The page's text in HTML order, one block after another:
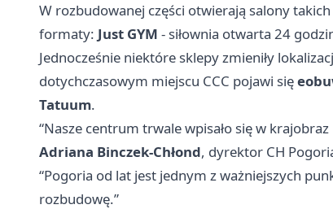
W rozbudowanej części otwierają salony
formaty: Just GYM - siłownia otwarta 24
Jednocześnie niektóre sklepy zmieniły
dotychczasowym miejscu CCC pojawi się
Tatuum.
“Nasze centrum trwale wpisało się w
Adriana Binczek-Chłond, dyrektor CH
“Pogoria od lat jest jednym z ważniejszych
rozbudowę.”